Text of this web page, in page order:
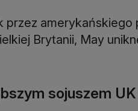
przez amerykańskiego
Brytanii, May
sojuszem UK